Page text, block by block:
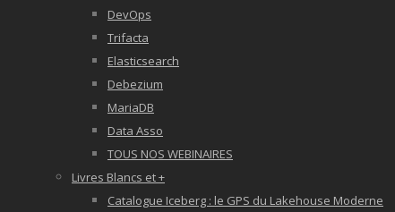
DevOps
Trifacta
Elasticsearch
Debezium
MariaDB
Data Asso
TOUS NOS WEBINAIRES
Livres Blancs et +
Catalogue Iceberg : le GPS du Lakehouse Moderne